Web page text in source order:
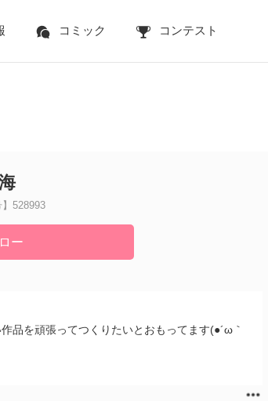
コミック コンテスト
】528993
ー
品を頑張ってつくりたいとおもってます(●´ω｀